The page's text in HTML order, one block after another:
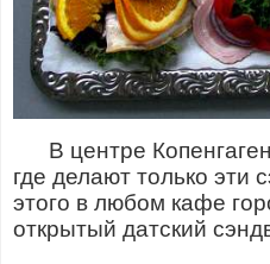
В центре
где делают только эти
этого в любом кафе
открытый датский